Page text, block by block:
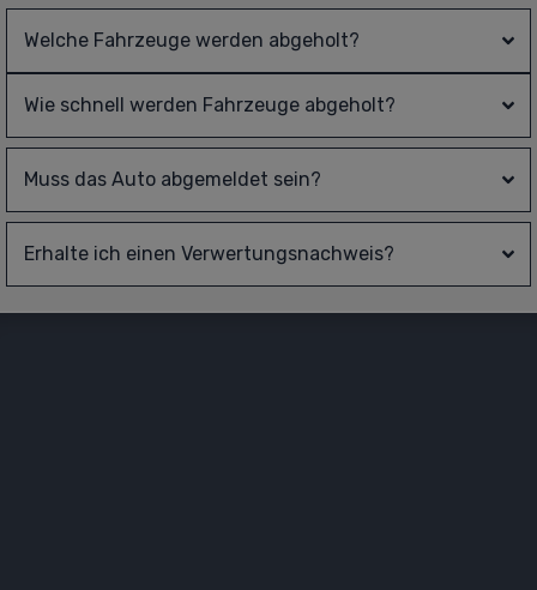
Welche Fahrzeuge werden abgeholt?
Wie schnell werden Fahrzeuge abgeholt?
Muss das Auto abgemeldet sein?
Erhalte ich einen Verwertungsnachweis?